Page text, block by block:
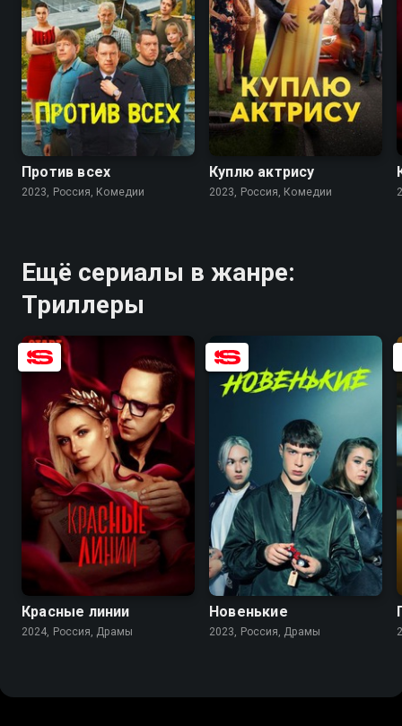
7.7 6.3
Против всех
2023, Россия, Комедии
7.5 7.2
Куплю актрису
2023, Россия, Комедии
Ещё сериалы в жанре:
Триллеры
6.5 5.5
Красные линии
2024, Россия, Драмы
6.8 5.1
Новенькие
2023, Россия, Драмы